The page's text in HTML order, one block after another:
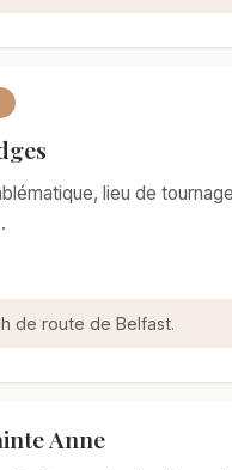
lieu de
de route de Belfast.
Anne